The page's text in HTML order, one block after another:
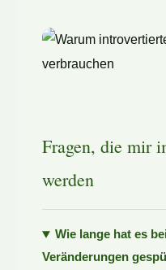
Fragen, die mir
werden
Wie lange hat es
Veränderungen